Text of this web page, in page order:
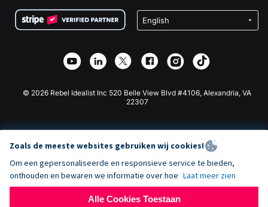
Privacy
Affiliate Partnerschap
Goede Doelen Fondsenwerving
Wix Donatie Plugin
Webflow Donatie App
Joomla Donatie
© 2026 Rebel Idealist Inc 520 Belle View Blvd #4106, Alexandria, VA
22307
Zoals de meeste websites gebruiken wij cookies!
Om een gepersonaliseerde en responsieve service te bieden,
onthouden en bewaren we informatie over hoe Laat meer zien
Alle Cookies Toestaan